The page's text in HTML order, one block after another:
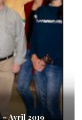
Avril 2019